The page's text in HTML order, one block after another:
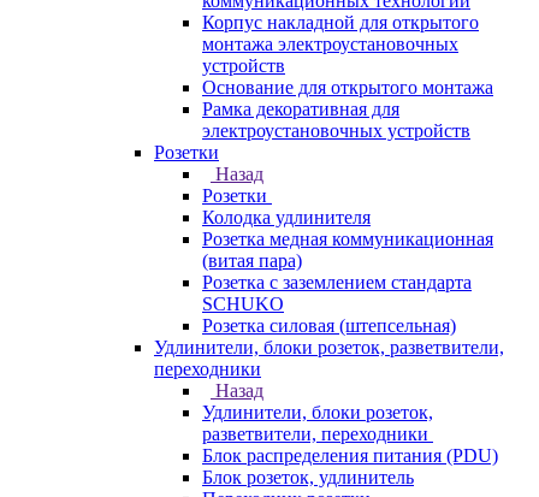
Корпус накладной для открытого
монтажа электроустановочных
устройств
Основание для открытого монтажа
Рамка декоративная для
электроустановочных устройств
Розетки
Назад
Розетки
Колодка удлинителя
Розетка медная коммуникационная
(витая пара)
Розетка с заземлением стандарта
SCHUKO
Розетка силовая (штепсельная)
Удлинители, блоки розеток, разветвители,
переходники
Назад
Удлинители, блоки розеток,
разветвители, переходники
Блок распределения питания (PDU)
Блок розеток, удлинитель